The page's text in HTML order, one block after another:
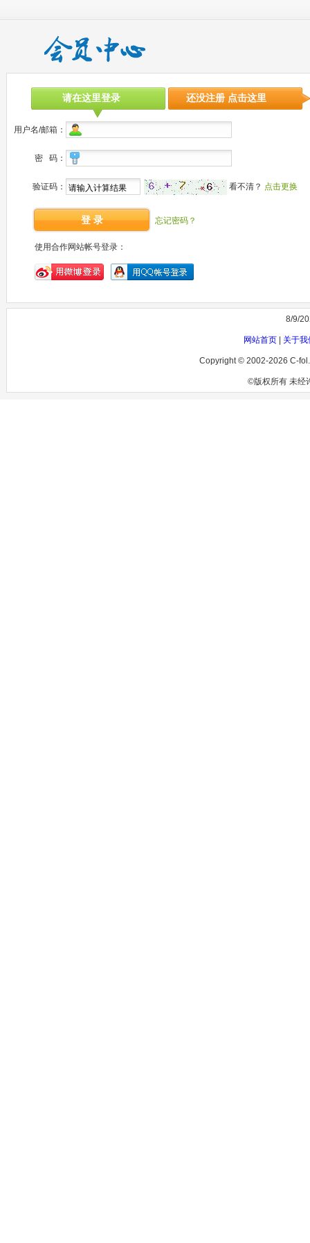
请在这里登录 还没注册 点击这里
用户名/邮箱：
密 码：
验证码： 看不清？ 点击更换
登 录 忘记密码？
使用合作网站帐号登录：
8/9/
网站首页 关于我
Copyright © 2002-2026 C-
©版权所有 未经